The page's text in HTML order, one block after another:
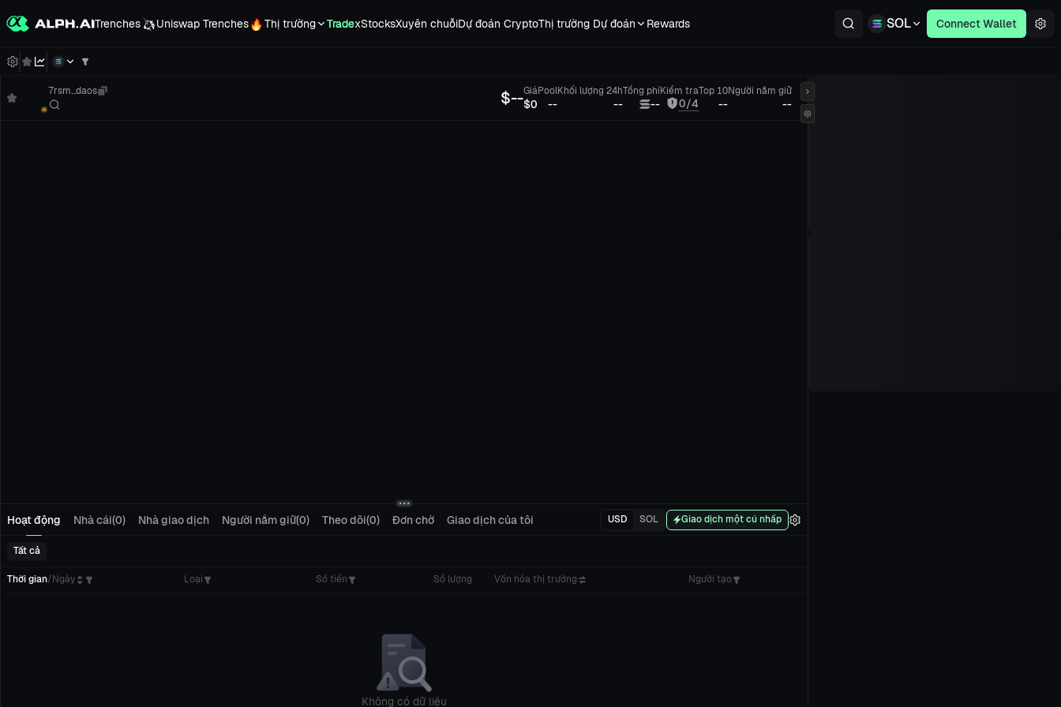
Trenches Uniswap Trenches Thị trường TradexStocksXuyên chuỗiDự đoán CryptoThị trường Dự đoán Rewards SOL Connect Wallet
7rsm...daos $--Giá
$0
Pool
--
Khối lượng 24h
--
Tổng phí
--
Kiểm tra
0/4
Top 10
--
Người nắm giữ
--
Hoạt động Nhà cái(0) Nhà giao dịch Người nắm giữ(0) Theo dõi(0) Đơn chờ Giao dịch của tôi USD SOL Giao dịch một cú nhấp
Tất cả
Thời gian/Ngày Loại Số tiền Số lượng Vốn hóa thị trường Người tạo
Không có dữ liệu